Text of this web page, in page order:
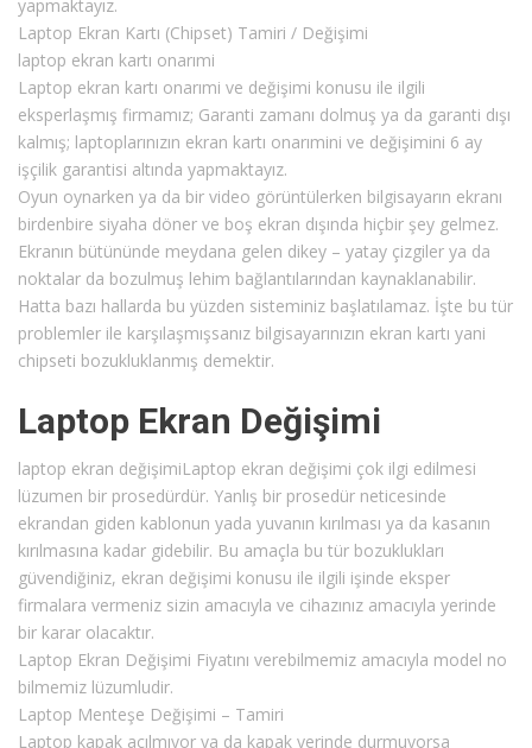
yapmaktayız.
Laptop Ekran Kartı (Chipset) Tamiri / Değişimi
laptop ekran kartı onarımi
Laptop ekran kartı onarımi ve değişimi konusu ile ilgili
eksperlaşmış firmamız; Garanti zamanı dolmuş ya da garanti dışı
kalmış; laptoplarınızın ekran kartı onarımini ve değişimini 6 ay
işçilik garantisi altında yapmaktayız.
Oyun oynarken ya da bir video görüntülerken bilgisayarın ekranı
birdenbire siyaha döner ve boş ekran dışında hiçbir şey gelmez.
Ekranın bütününde meydana gelen dikey – yatay çizgiler ya da
noktalar da bozulmuş lehim bağlantılarından kaynaklanabilir.
Hatta bazı hallarda bu yüzden sisteminiz başlatılamaz. İşte bu tür
problemler ile karşılaşmışsanız bilgisayarınızın ekran kartı yani
chipseti bozukluklanmış demektir.
Laptop Ekran Değişimi
laptop ekran değişimiLaptop ekran değişimi çok ilgi edilmesi
lüzumen bir prosedürdür. Yanlış bir prosedür neticesinde
ekrandan giden kablonun yada yuvanın kırılması ya da kasanın
kırılmasına kadar gidebilir. Bu amaçla bu tür bozuklukları
güvendiğiniz, ekran değişimi konusu ile ilgili işinde eksper
firmalara vermeniz sizin amacıyla ve cihazınız amacıyla yerinde
bir karar olacaktır.
Laptop Ekran Değişimi Fiyatını verebilmemiz amacıyla model no
bilmemiz lüzumludir.
Laptop Menteşe Değişimi – Tamiri
Laptop kapak açılmıyor ya da kapak yerinde durmuyorsa